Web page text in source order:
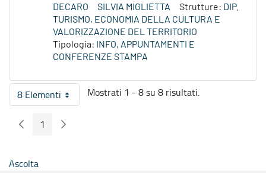
DECARO
SILVIA MIGLIETTA Strutture: DIP.
TURISMO, ECONOMIA DELLA CULTURA E
VALORIZZAZIONE DEL TERRITORIO
Tipologia:
INFO, APPUNTAMENTI E
CONFERENZE STAMPA
8 ElementiPer pagina
Mostrati 1 - 8 su 8 risultati.
Pagina Precedente
Pagina
1 Pagina Seguente
Ascolta